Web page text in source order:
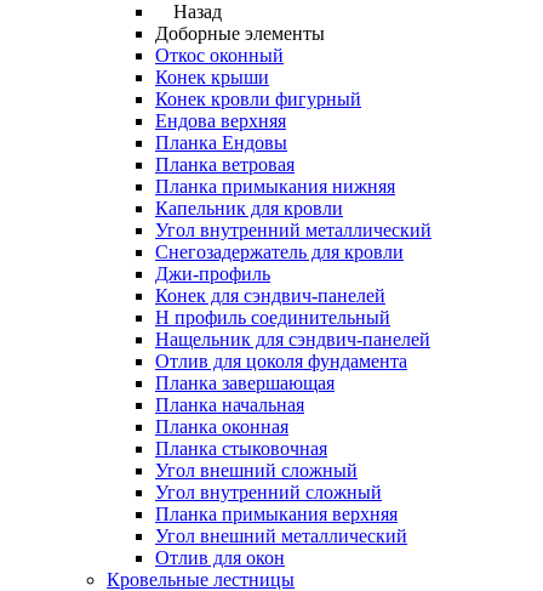
Назад
Доборные элементы
Откос оконный
Конек крыши
Конек кровли фигурный
Ендова верхняя
Планка Ендовы
Планка ветровая
Планка примыкания нижняя
Капельник для кровли
Угол внутренний металлический
Снегозадержатель для кровли
Джи-профиль
Конек для сэндвич-панелей
Н профиль соединительный
Нащельник для сэндвич-панелей
Отлив для цоколя фундамента
Планка завершающая
Планка начальная
Планка оконная
Планка стыковочная
Угол внешний сложный
Угол внутренний сложный
Планка примыкания верхняя
Угол внешний металлический
Отлив для окон
Кровельные лестницы